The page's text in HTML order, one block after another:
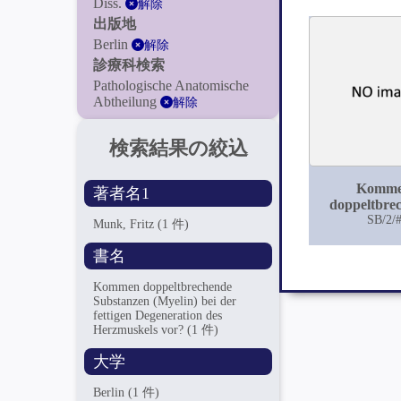
Diss.
解除
出版地
Berlin
解除
診療科検索
Pathologische Anatomische
Abtheilung
解除
検索結果の絞込
著者名1
Munk, Fritz(1 件)
書名
Kommen doppeltbrechende
Substanzen (Myelin) bei der
fettigen Degeneration des
Herzmuskels vor?(1 件)
大学
Berlin(1 件)
Substanzen
SB/2/#